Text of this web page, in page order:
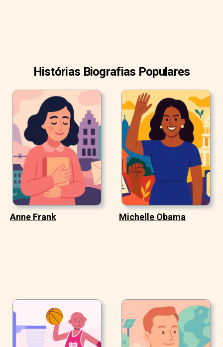
Histórias Biografias Populares
Anne Frank Michelle Obama